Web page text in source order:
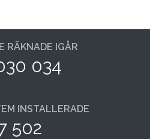
RÄKNADE IGÅR
034
INSTALLERADE
502